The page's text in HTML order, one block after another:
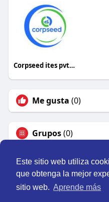
Este sitio web utiliza
que obtenga la mejor
sitio web. Aprende más
Corpseed ites pvt ltd
Me gusta (0)
Grupos(0)
© 2026
Inicio
Nosotros Contacto